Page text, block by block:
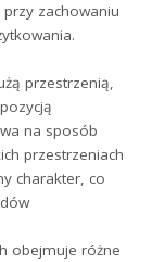
zachowaniu
przestrzenią,
na sposób
przestrzeniach
charakter, co
obejmuje różne